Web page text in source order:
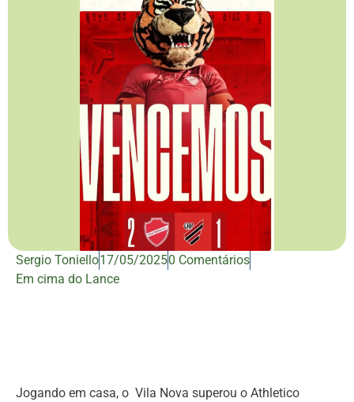
Sergio Toniello17/05/20250 Comentários
Em cima do Lance
Jogando em casa, o Vila Nova superou o Athletico